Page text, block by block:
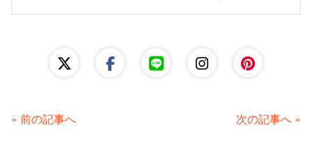
次の記事へ »
« 前の記事へ